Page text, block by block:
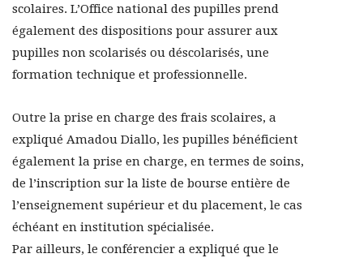
scolaires. L’Office national des pupilles prend
également des dispositions pour assurer aux
pupilles non scolarisés ou déscolarisés, une
formation technique et professionnelle.
Outre la prise en charge des frais scolaires, a
expliqué Amadou Diallo, les pupilles bénéficient
également la prise en charge, en termes de soins,
de l’inscription sur la liste de bourse entière de
l’enseignement supérieur et du placement, le cas
échéant en institution spécialisée.
Par ailleurs, le conférencier a expliqué que le